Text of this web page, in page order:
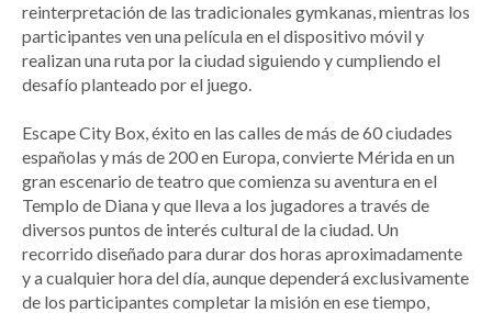
reinterpretación de las tradicionales gymkanas, mientras los
participantes ven una película en el dispositivo móvil y
realizan una ruta por la ciudad siguiendo y cumpliendo el
desafío planteado por el juego.
Escape City Box, éxito en las calles de más de 60 ciudades
españolas y más de 200 en Europa, convierte Mérida en un
gran escenario de teatro que comienza su aventura en el
Templo de Diana y que lleva a los jugadores a través de
diversos puntos de interés cultural de la ciudad. Un
recorrido diseñado para durar dos horas aproximadamente
y a cualquier hora del día, aunque dependerá exclusivamente
de los participantes completar la misión en ese tiempo,